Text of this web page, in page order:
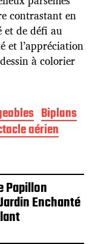
contrastant en
et de défi au
et l’appréciation
à colorier
Biplans
aérien
Papillon
Enchanté